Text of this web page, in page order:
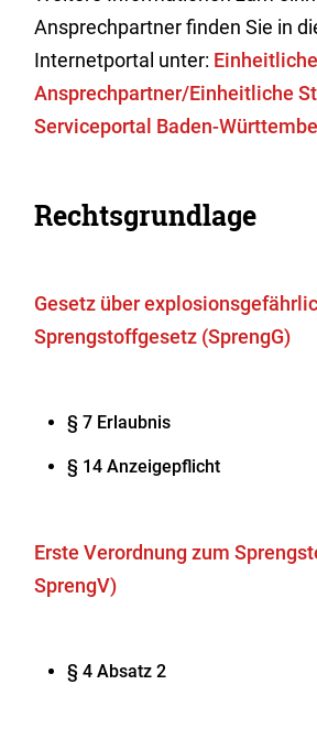
Ansprechpartner finden Sie in
Internetportal unter:
Ansprechpartner/Einheitliche
Serviceportal Baden-
Rechtsgrundlage
Gesetz über
Sprengstoffgesetz (SprengG)
§ 7 Erlaubnis
§ 14 Anzeigepflicht
Erste Verordnung zum
SprengV)
§ 4 Absatz 2